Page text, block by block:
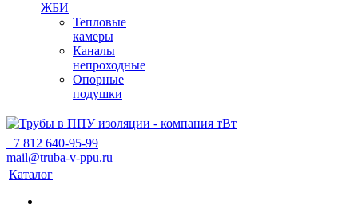
ЖБИ
Тепловые
камеры
Каналы
непроходные
Опорные
подушки
+7 812 640-95-99
mail@truba-v-ppu.ru
Каталог